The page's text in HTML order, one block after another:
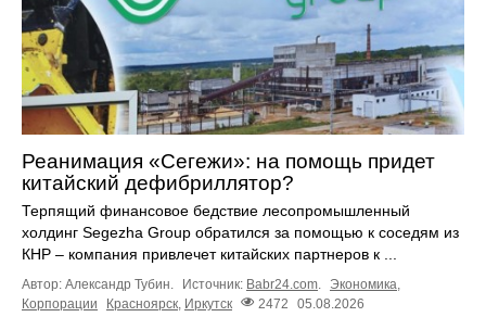
Реанимация «Сегежи»: на помощь придет
китайский дефибриллятор?
Терпящий финансовое бедствие лесопромышленный
холдинг Segezha Group обратился за помощью к соседям из
КНР – компания привлечет китайских партнеров к ...
Автор: Александр Тубин. Источник: Babr24.com. Экономика,
Корпорации
Красноярск Иркутск 2472 05.08.2026